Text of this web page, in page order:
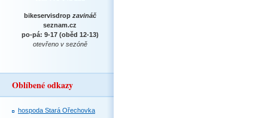
bikeservisdrop zavináč
seznam.cz
po-pá: 9-17 (oběd 12-13)
otevřeno v sezóně
Oblíbené odkazy
hospoda Stará Ořechovka